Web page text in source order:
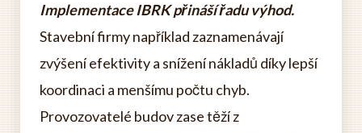
Implementace IBRK přináší řadu výhod.
Stavební firmy například zaznamenávají
zvýšení efektivity a snížení nákladů díky lepší
koordinaci a menšímu počtu chyb.
Provozovatelé budov zase těží z